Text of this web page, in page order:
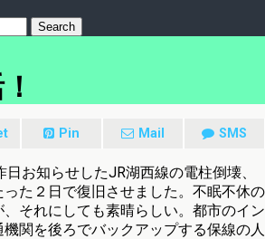
Pin Mail SMS
お知らせしたJR湖西線の電柱倒壊、
た２日で復旧させました。不眠不休の
それにしても素晴らしい。都市のイン
関を後ろでバックアップする保線の人